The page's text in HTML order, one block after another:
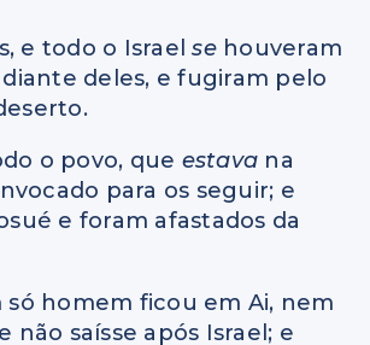
e todo o Israelse houveram
deles, e fugiram pelo
o povo, que estava na
para os seguir; e
e foram afastados da
só homem ficou em Ai, nem
não saísse após Israel; e